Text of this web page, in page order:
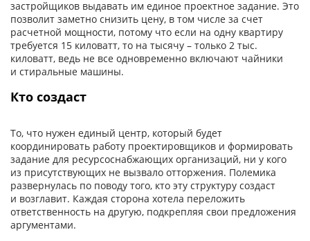
застройщиков выдавать им единое проектное задание. Это
позволит заметно снизить цену, в том числе за счет
расчетной мощности, потому что если на одну квартиру
требуется 15 киловатт, то на тысячу – только 2 тыс.
киловатт, ведь не все одновременно включают чайники
и стиральные машины.
Кто создаст
То, что нужен единый центр, который будет
координировать работу проектировщиков и формировать
задание для ресурсоснабжающих организаций, ни у кого
из присутствующих не вызвало отторжения. Полемика
развернулась по поводу того, кто эту структуру создаст
и возглавит. Каждая сторона хотела переложить
ответственность на другую, подкрепляя свои предложения
аргументами.